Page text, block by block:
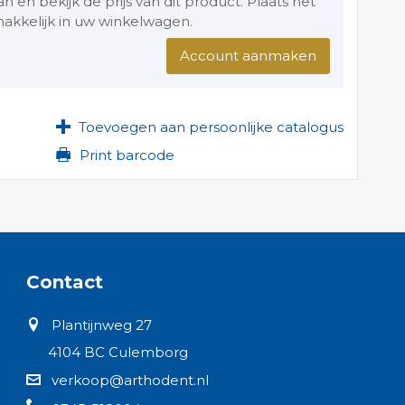
in uw winkelwagen.
Account aanmaken
Toevoegen aan persoonlijke catalogus
Print barcode
Contact
Plantijnweg 27
4104 BC Culemborg
verkoop@arthodent.nl